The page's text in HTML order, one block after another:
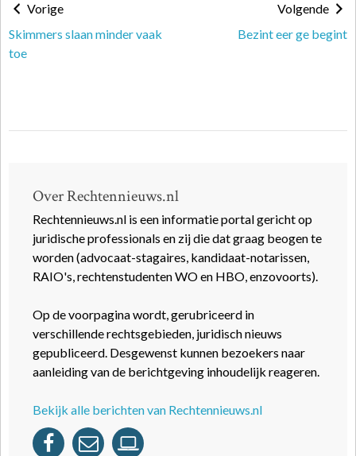
Vorige
Skimmers slaan minder vaak
toe
Volgende
Bezint eer ge begint
Over Rechtennieuws.nl
Rechtennieuws.nl is een informatie portal gericht op
juridische professionals en zij die dat graag beogen te
worden (advocaat-stagaires, kandidaat-notarissen,
RAIO's, rechtenstudenten WO en HBO, enzovoorts).
Op de voorpagina wordt, gerubriceerd in
verschillende rechtsgebieden, juridisch nieuws
gepubliceerd. Desgewenst kunnen bezoekers naar
aanleiding van de berichtgeving inhoudelijk reageren.
Bekijk alle berichten van Rechtennieuws.nl